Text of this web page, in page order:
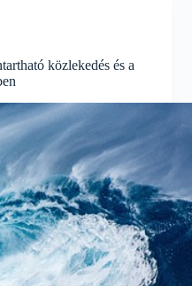
közlekedés és a